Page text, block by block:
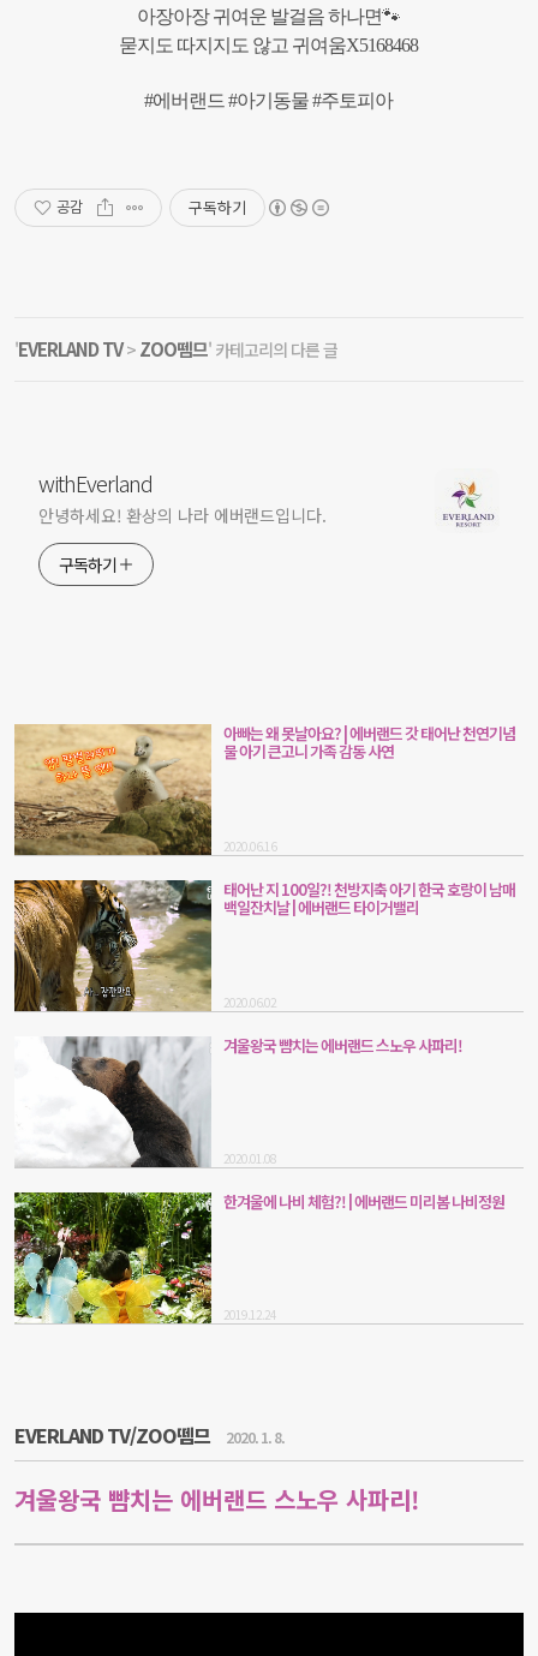
아장아장 귀여운 발걸음 하나면🐾
묻지도 따지지도 않고 귀여움X5168468
#에버랜드 #아기동물 #주토피아
공감 구독하기
'EVERLAND TV> ZOO뗌므' 카테고리의 다른 글
withEverland
안녕하세요! 환상의 나라 에버랜드입니다.
구독하기
아빠는 왜 못날아요? | 에버랜드 갓 태어난 천연기념
물 아기 큰고니 가족 감동 사연
2020.06.16
태어난 지 100일?! 천방지축 아기 한국 호랑이 남매
백일잔치날 | 에버랜드 타이거밸리
2020.06.02
겨울왕국 뺨치는 에버랜드 스노우 사파리!
2020.01.08
한겨울에 나비 체험?! | 에버랜드 미리봄 나비정원
2019.12.24
EVERLAND TV/ZOO뗌므 2020. 1. 8.
겨울왕국 뺨치는 에버랜드 스노우 사파리!